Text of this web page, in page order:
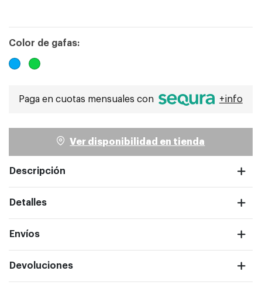
completa
Color de gafas:
Paga en cuotas mensuales con +info
Ver disponibilidad en tienda
Descripción
Detalles
Envíos
Devoluciones